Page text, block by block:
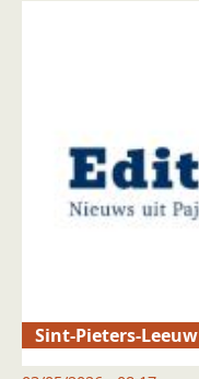
Sint-Pieters-Leeuw